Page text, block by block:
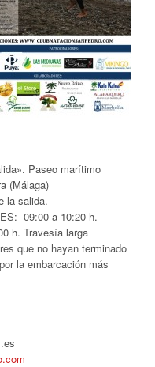
Paseo marítimo
(Málaga)
la salida.
09:00 a 10:20 h.
h. Travesía larga
que no hayan terminado
la embarcación más